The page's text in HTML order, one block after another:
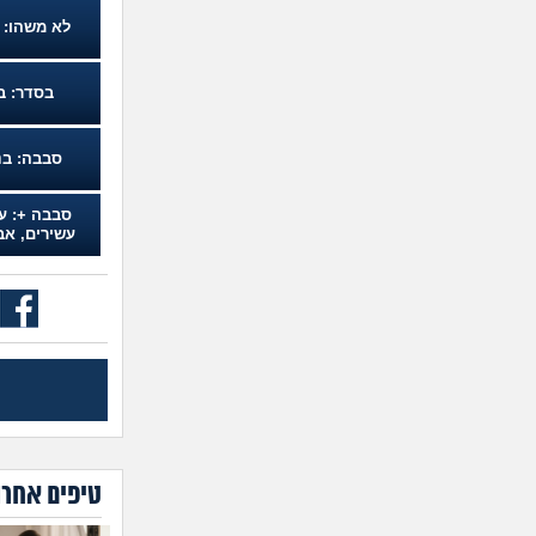
לא משהו:
בסדר:
סבבה:
סבבה +:
עשירים,
טיפים